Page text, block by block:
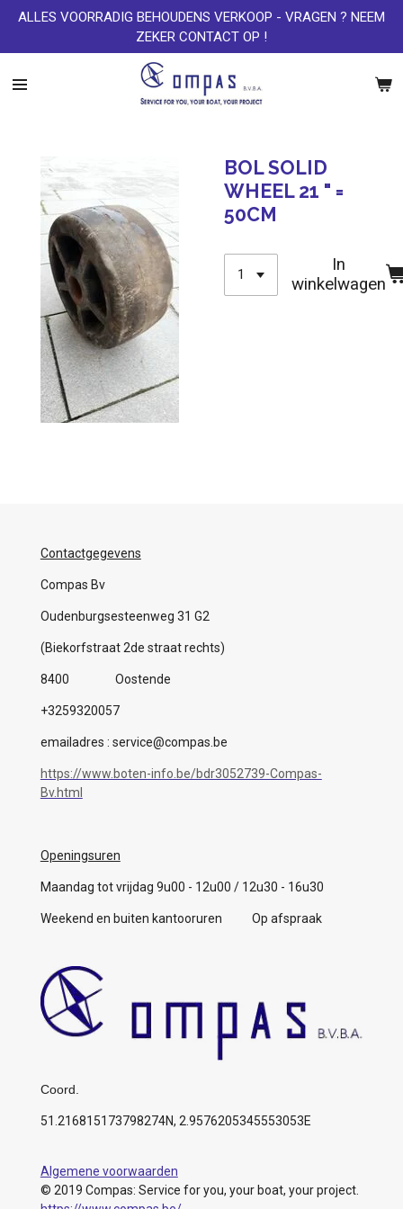
Ga
naar
de
ALLES VOORRADIG BEHOUDENS VERKOOP - VRAGEN ? NEEM
ZEKER CONTACT OP !
BOL SOLID
WHEEL 21 " =
50CM
In
winkelwagen
Contactgegevens
Compas Bv
Oudenburgsesteenweg 31 G2
(Biekorfstraat 2de straat rechts)
8400 Oostende
+3259320057
emailadres : service@compas.be
https://www.boten-info.be/bdr3052739-Compas-
Bv.html
Openingsuren
Maandag tot vrijdag 9u00 - 12u00 / 12u30 - 16u30
Weekend en buiten kantooruren Op afspraak
Coord.
51.216815173798274N, 2.9576205345553053E
Algemene voorwaarden
© 2019 Compas: Service for you, your boat, your project.